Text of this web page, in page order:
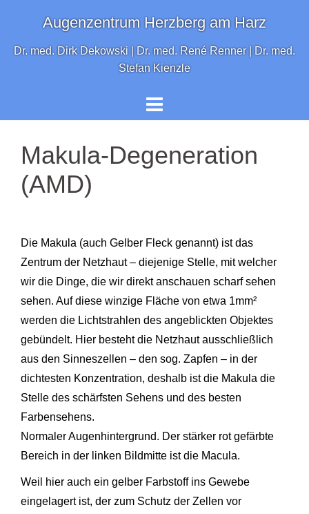
Inhalt
Augenzentrum Herzberg am Harz
Dr. med. Dirk Dekowski | Dr. med. René Renner | Dr. med.
Stefan Kienzle
Makula-Degeneration
(AMD)
Die Makula (auch Gelber Fleck genannt) ist das
Zentrum der Netzhaut – diejenige Stelle, mit welcher
wir die Dinge, die wir direkt anschauen scharf sehen
sehen. Auf diese winzige Fläche von etwa 1mm²
werden die Lichtstrahlen des angeblickten Objektes
gebündelt. Hier besteht die Netzhaut ausschließlich
aus den Sinneszellen – den sog. Zapfen – in der
dichtesten Konzentration, deshalb ist die Makula die
Stelle des schärfsten Sehens und des besten
Farbensehens.
Normaler Augenhintergrund. Der stärker rot gefärbte
Bereich in der linken Bildmitte ist die Macula.
Weil hier auch ein gelber Farbstoff ins Gewebe
eingelagert ist, der zum Schutz der Zellen vor